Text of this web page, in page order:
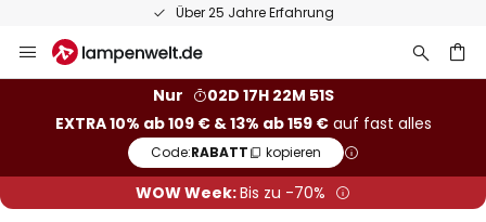
50 Tage kostenlose Retoure
Inhalt
Nur
02D 17H 22M 50S
EXTRA 10% ab 109 € & 13% ab 159 €auf fast alles
Code:RABATT kopieren
WOW Week:Bis zu -70%